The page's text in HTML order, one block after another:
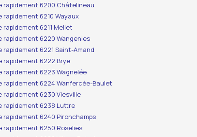
rapidement 6200 Châtelineau
rapidement 6210 Wayaux
rapidement 6211 Mellet
rapidement 6220 Wangenies
rapidement 6221 Saint-Amand
rapidement 6222 Brye
rapidement 6223 Wagnelée
rapidement 6224 Wanfercée-Baulet
rapidement 6230 Viesville
rapidement 6238 Luttre
rapidement 6240 Pironchamps
rapidement 6250 Roselies